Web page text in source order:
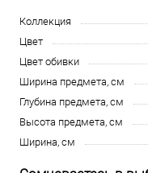
Коллекция
Цвет
Цвет обивки
Ширина предмета, см
Глубина предмета, см
Высота предмета, см
Ширина, см